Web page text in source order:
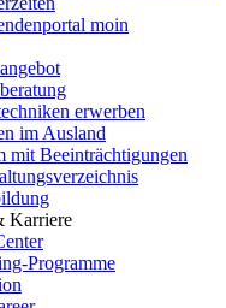
moin
erwerben
im Ausland
mit Beeinträchtigungen
Karriere
Programme